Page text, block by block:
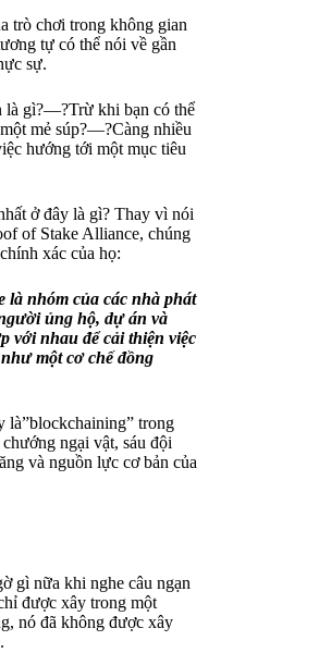
trò chơi trong không gian
tự có thể nói về gần
sự.
là gì?—?Trừ khi bạn có thể
mẻ súp?—?Càng nhiều
hướng tới một mục tiêu
ở đây là gì? Thay vì nói
of Stake Alliance, chúng
xác của họ:
là nhóm của các nhà phát
ủng hộ, dự án và
với nhau để cải thiện việc
một cơ chế đồng
là”blockchaining” trong
ngại vật, sáu đội
và nguồn lực cơ bản của
gì nữa khi nghe câu ngạn
được xây trong một
nó đã không được xây